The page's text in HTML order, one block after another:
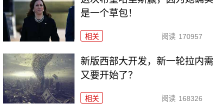
是一个草包！
相关 阅读 170957
新版西部大开发，新一轮拉内需
又要开始了？
相关 阅读 168326